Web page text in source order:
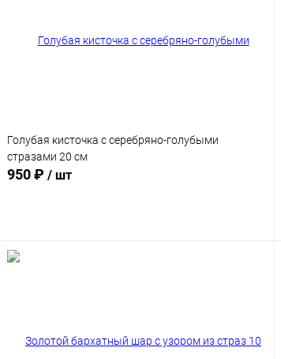
Голубая кисточка с серебряно-голубыми
стразами 20 см
950 ₽ / шт
Подписаться